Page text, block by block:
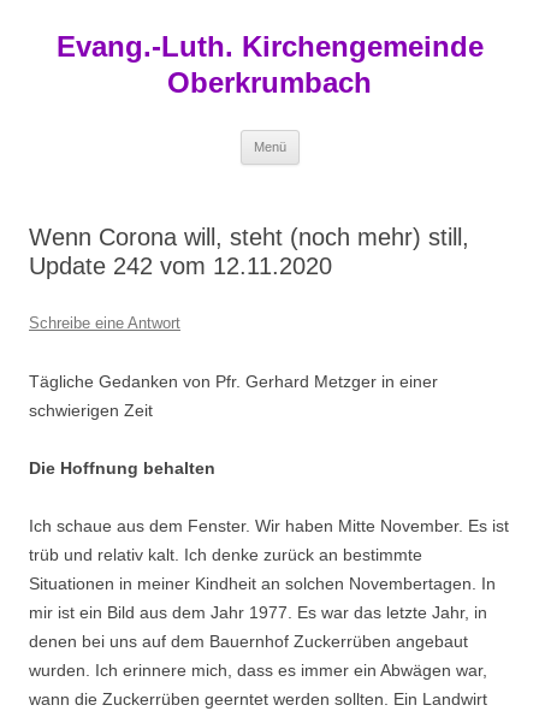
springen
Evang.-Luth. Kirchengemeinde
Oberkrumbach
Menü
Wenn Corona will, steht (noch mehr) still,
Update 242 vom 12.11.2020
Schreibe eine Antwort
Tägliche Gedanken von Pfr. Gerhard Metzger in einer
schwierigen Zeit
Die Hoffnung behalten
Ich schaue aus dem Fenster. Wir haben Mitte November. Es ist
trüb und relativ kalt. Ich denke zurück an bestimmte
Situationen in meiner Kindheit an solchen Novembertagen. In
mir ist ein Bild aus dem Jahr 1977. Es war das letzte Jahr, in
denen bei uns auf dem Bauernhof Zuckerrüben angebaut
wurden. Ich erinnere mich, dass es immer ein Abwägen war,
wann die Zuckerrüben geerntet werden sollten. Ein Landwirt